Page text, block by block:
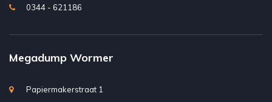
0344 - 621186
Megadump Wormer
Papiermakerstraat 1